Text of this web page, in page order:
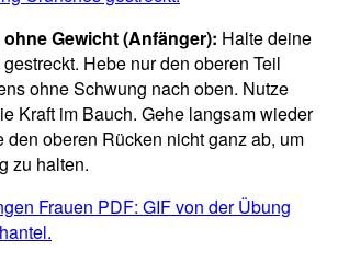
Gewicht (Anfänger): Halte deine
Hebe nur den oberen Teil
ohne Schwung nach oben. Nutze
Kraft im Bauch. Gehe langsam wieder
den oberen Rücken nicht ganz ab, um
zu halten.